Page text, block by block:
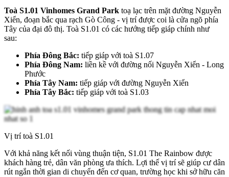
Toà S1.01 Vinhomes Grand Park toạ lạc trên mặt đường Nguyễn
Xiển, đoạn bắc qua rạch Gò Công - vị trí được coi là cửa ngõ phía
Tây của đại đô thị. Toà S1.01 có các hướng tiếp giáp chính như
sau:
Phía Đông Bắc: tiếp giáp với toà S1.07
Phía Đông Nam: liền kề với đường nối Nguyễn Xiển - Long
Phước
Phía Tây Nam: tiếp giáp với đường Nguyễn Xiển
Phía Tây Bắc: tiếp giáp với toà S1.03
Vị trí toà S1.01
Với khả năng kết nối vùng thuận tiện, S1.01 The Rainbow được
khách hàng trẻ, dân văn phòng ưa thích. Lợi thế vị trí sẽ giúp cư dân
rút ngắn thời gian di chuyển đến cơ quan, trường học khi sở hữu căn